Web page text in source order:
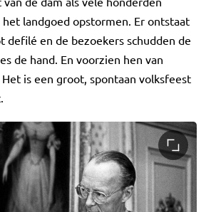
landgoed opstormen. Er ontstaat
defilé en de bezoekers schudden de
de hand. En voorzien hen van
is een groot, spontaan volksfeest